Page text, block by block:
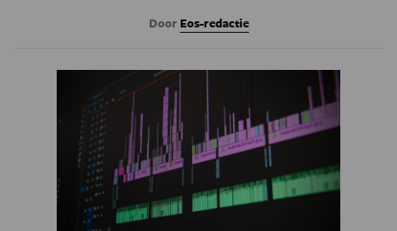
Door Eos-redactie